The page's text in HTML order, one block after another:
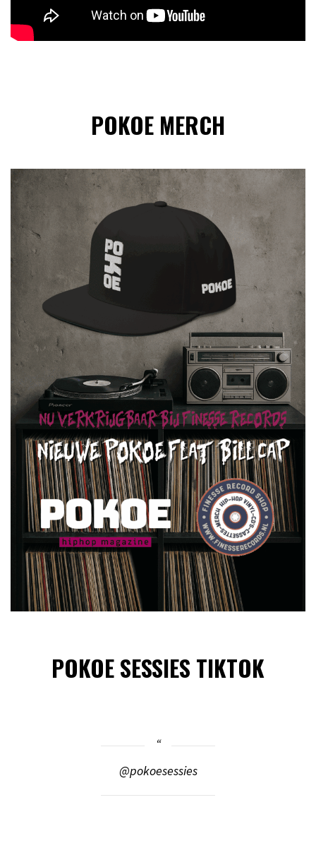
POKOE MERCH
POKOE SESSIES TIKTOK
@pokoesessies